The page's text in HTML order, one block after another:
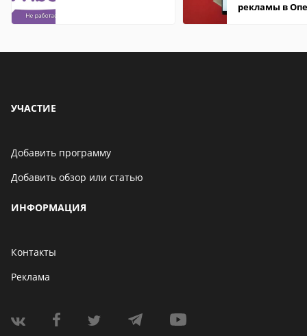
рекламы в
УЧАСТИЕ
Добавить программу
Добавить обзор или статью
ИНФОРМАЦИЯ
Контакты
Реклама